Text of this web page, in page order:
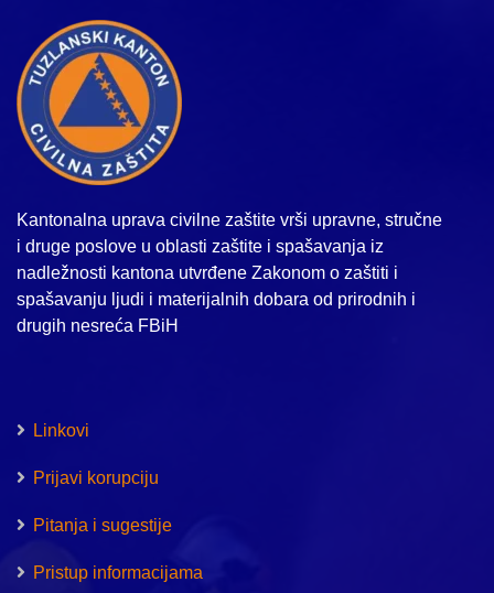
Kantonalna uprava civilne zaštite vrši upravne, stručne
i druge poslove u oblasti zaštite i spašavanja iz
nadležnosti kantona utvrđene Zakonom o zaštiti i
spašavanju ljudi i materijalnih dobara od prirodnih i
drugih nesreća FBiH
Linkovi
Prijavi korupciju
Pitanja i sugestije
Pristup informacijama